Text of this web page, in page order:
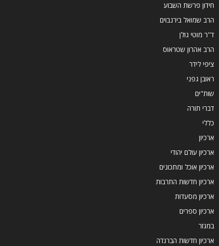
חידון פרשת השבוע
הרב שמואל בירנבוים
ד''ר מוטי גולן
הרב אהרון שטראוס
ציפי לידר
ראובן גפני
שות"ים
דברי תורה
כללי
ארכיון
ארכיון עולם יהודי
ארכיון אוכל ומתכונים
ארכיון חדשות התרבות
ארכיון מסעדות
ארכיון ספרים
במגזר
ארכיון חדשות הברנז'ה